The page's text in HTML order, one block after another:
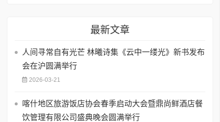
最新文章
人间寻常自有光芒 林曦诗集《云中一缕光》新书发布
会在沪圆满举行
2026-03-21
喀什地区旅游饭店协会春季启动大会暨鼎尚鲜酒店餐
饮管理有限公司盛典晚会圆满举行